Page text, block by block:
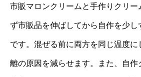
市販マロンクリームと手作りクリー
ず市販品を伸ばしてから自作を少し
です。混ぜる前に両方を同じ温度に
離の原因を減らせます。また、自作